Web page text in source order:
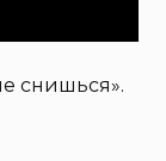
снишься».